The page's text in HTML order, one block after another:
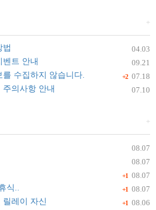
+
04.03
법
09.21
트 안내
+2 07.18
수집하지 않습니다.
07.10
의사항 안내
+
08.07
08.07
+1 08.07
+1 08.07
식..
+1 08.06
레이 자신